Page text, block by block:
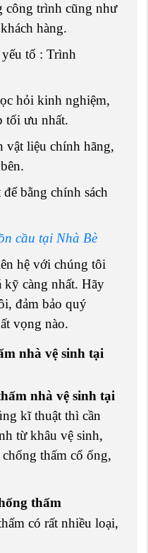
công trình cũng như
hàng.
tố : Trình
hỏi kinh nghiệm,
tối ưu nhất.
vật liệu chính hãng,
bằng chính sách
cầu tại Nhà Bè
hệ với chúng tôi
kỹ càng nhất. Hãy
đảm bảo quý
vọng nào.
nhà vệ sinh tại
nhà vệ sinh tại
kĩ thuật thì cần
từ khâu vệ sinh,
thấm cổ ống,
thấm
có rất nhiều loại,